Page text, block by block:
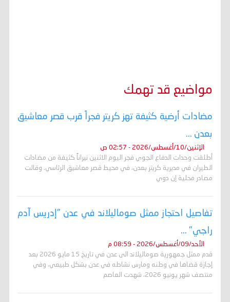
مواضيع قد تهمك
مضادات أرضية كثيفة تهز كريتر فجراً قرب قصر معاشيق
بعدن ...
الإثنين/10/أغسطس/2026 - 02:57 ص
أطلقت وحدات الدفاع الجوي فجر اليوم الاثنين نيراناً كثيفة من مضادات
الطيران في مديرية كريتر بعدن، في محيط قصر معاشيق الرئاسي. وقالت
مصادر محلية إن دوي
تفاصيل احتجاز ممثل صوماليلاند في عدن "إدريس آدم
راجي" ...
الأحد/09/أغسطس/2026 - 08:59 م
قدم ممثل جمهورية صوماليلاند الى عدن في تاريخ 15 مايو 2026 بعد
إجازة قضاها في وطنه ومارس نشاطه في عدن بشكل طبيعي، وفي
منتصف شهر يونيو 2026، شهدت العاصم